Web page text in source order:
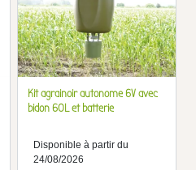
Kit agrainoir autonome 6V avec
bidon 60L et batterie
Disponible à partir du
24/08/2026